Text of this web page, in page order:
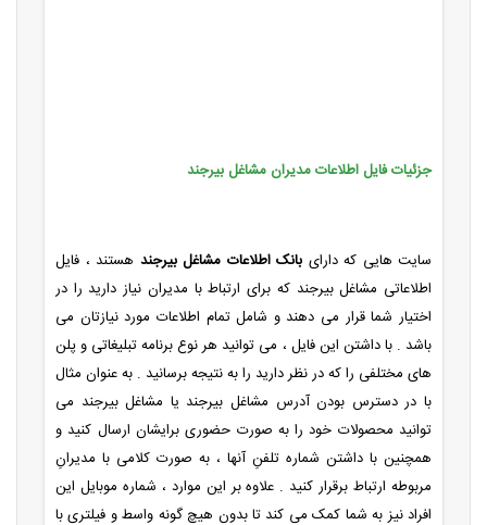
جزئیات فایل اطلاعات مدیران مشاغل بیرجند
سایت هایی که دارای بانک اطلاعات مشاغل بیرجند هستند ، فایل
اطلاعاتی مشاغل بیرجند که برای ارتباط با مدیران نیاز دارید را در
اختیار شما قرار می دهند و شامل تمام اطلاعات مورد نیازتان می
باشد . با داشتن این فایل ، می توانید هر نوع برنامه تبلیغاتی و پلن
های مختلفی را که در نظر دارید را به نتیجه برسانید . به عنوان مثال
با در دسترس بودن آدرس مشاغل بیرجند یا مشاغل بیرجند می
توانید محصولات خود را به صورت حضوری برایشان ارسال کنید و
همچنین با داشتن شماره تلفنِ آنها ، به صورت کلامی با مدیرانِ
مربوطه ارتباط برقرار کنید . علاوه بر این موارد ، شماره موبایل این
افراد نیز به شما کمک می کند تا بدون هیچ گونه واسط و فیلتری با